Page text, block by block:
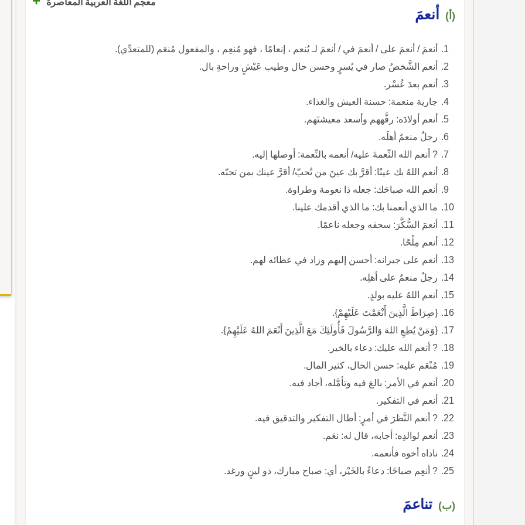
(أ) أنعمَ
أنعمَ / أنعمَ على / أنعمَ في / أنعمَ لـ يُنعم ، إنعامًا ، فهو مُنعِم ، والمفعول مُنعَم (للمتعدِّي).
أنعم الشَّخصُ صار في يُسرٍ وحسن حال وطيب عَيْشٍ وراحةِ بال.
أنعم بعدَ عُسْر.
جارية منعمة: حسنة العيش والغذاء.
أنعم أولادَه: رفَّههم وأسعد معيشتَهم.
رجلٌ منعمٌ أهلَه.
? أنعم الله النِّعمةَ عليه/ أنعمه بالنِّعمة: أوصلها إليه.
أنعم اللهُ بك عينًا: أقرَّ بك عينَ من تُحبّ/ أقرَّ عينك بمن تحبّه.
أنعم الله صباحَك: جعله ذا نعومة وطراوة.
ما الذي أنعمنا بك: ما الذي أقدمك علينا.
أنعمَ السُّكَّرَ: سحقه وجعله ناعمًا.
أنعم مِلْحًا.
أنعم على جيرانه: أحسن إليهم وزاد في عطائه لهم.
رجلٌ منعمٌ على أهلِه.
أنعم اللهُ عليه بولدٍ.
{صِرَاطَ الَّذِينَ أَنْعَمْتَ عَلَيْهِمْ}.
{وَمَنْ يُطِعِ اللهَ وَالرَّسُولَ فَأُولَئِكَ مَعَ الَّذِينَ أَنْعَمَ اللهُ عَلَيْهِمْ}.
? أنعم الله عليك: دعاء بالخير.
مُنْعَم عليه: حسن الحال، كثير المال.
أنعم في الأمر: بالغ فيه وتأمَّله، أجاد فيه.
أنعم في التفكير.
? أنعم النَّظرَ في أمرٍ: أطال التفكير والتدقيق فيه.
أنعم لوالدِه: أجابه، قال له: نعَم.
ناداه أخوه فأنعمه.
? أنعِم صباحًا: دعاءٌ بالخَيْر، أي: صباح مبارك، ذو لينٍ ورغد.
(ب) تناعمَ